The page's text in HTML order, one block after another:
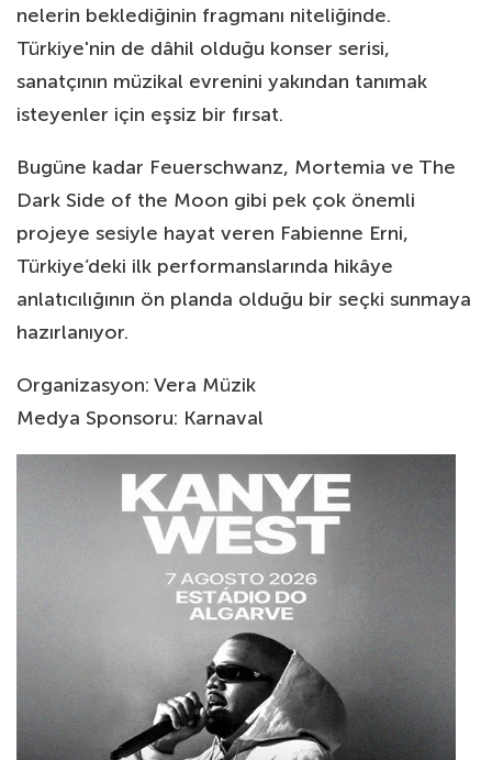
nelerin beklediğinin fragmanı niteliğinde.
Türkiye'nin de dâhil olduğu konser serisi,
sanatçının müzikal evrenini yakından tanımak
isteyenler için eşsiz bir fırsat.
Bugüne kadar Feuerschwanz, Mortemia ve The
Dark Side of the Moon gibi pek çok önemli
projeye sesiyle hayat veren Fabienne Erni,
Türkiye’deki ilk performanslarında hikâye
anlatıcılığının ön planda olduğu bir seçki sunmaya
hazırlanıyor.
Organizasyon: Vera Müzik
Medya Sponsoru: Karnaval